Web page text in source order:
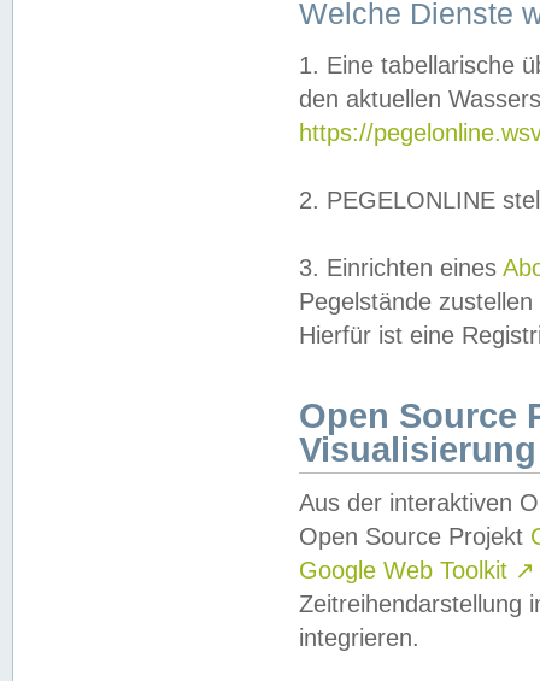
Welche Dienste
1. Eine tabellarische
den aktuellen
https://
2. PEGELONLINE
3. Einrichten eines
Pegelstände
Hierfür ist eine
Open Source
Visualisierung
Aus der interaktiven
Open Source Projekt
Google Web Toolkit ↗
Zeitreihendarstellung
integrieren.